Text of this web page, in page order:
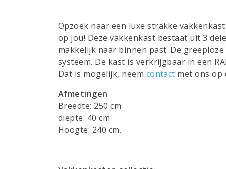
Opzoek naar een luxe strakke
op jou! Deze vakkenkast bestaat uit 3
makkelijk naar binnen past. De
systeem. De kast is verkrijgbaar in een
Dat is mogelijk, neem contact met ons op
Afmetingen
Breedte: 250 cm
diepte: 40 cm
Hoogte: 240 cm.